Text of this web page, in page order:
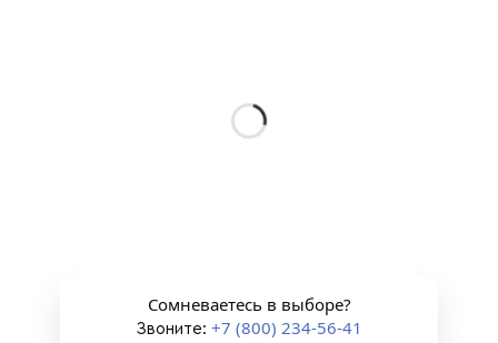
Сомневаетесь в выборе?
Звоните: +7 (800) 234-56-41